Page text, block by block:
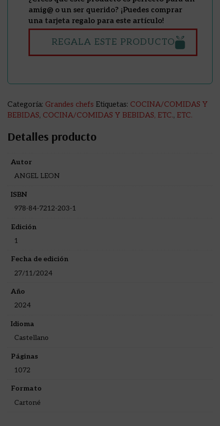
amig@ o un ser querido? ¡Puedes comprar
una tarjeta regalo para este artículo!
REGALA ESTE PRODUCTO
Categoría: Grandes chefs Etiquetas: COCINA/COMIDAS Y
BEBIDAS, COCINA/COMIDAS Y BEBIDAS, ETC., ETC.
Detalles producto
Autor
ANGEL LEON
ISBN
978-84-7212-203-1
Edición
1
Fecha de edición
27/11/2024
Año
2024
Idioma
Castellano
Páginas
1072
Formato
Cartoné